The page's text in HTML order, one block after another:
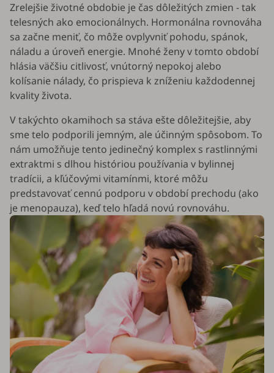
Zrelejšie životné obdobie je čas dôležitých zmien - tak
telesných ako emocionálnych. Hormonálna rovnováha
sa začne meniť, čo môže ovplyvniť pohodu, spánok,
náladu a úroveň energie. Mnohé ženy v tomto období
hlásia väčšiu citlivosť, vnútorný nepokoj alebo
kolísanie nálady, čo prispieva k zníženiu každodennej
kvality života.
V takýchto okamihoch sa stáva ešte dôležitejšie, aby
sme telo podporili jemným, ale účinným spôsobom. To
nám umožňuje tento jedinečný komplex s rastlinnými
extraktmi s dlhou históriou používania v bylinnej
tradícii, a kľúčovými vitamínmi, ktoré môžu
predstavovať cennú podporu v období prechodu (ako
je menopauza), keď telo hľadá novú rovnováhu.